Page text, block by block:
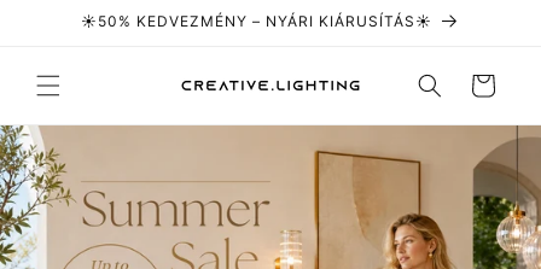
☀️50% KEDVEZMÉNY – NYÁRI KIÁRUSÍTÁS☀️
Kosár